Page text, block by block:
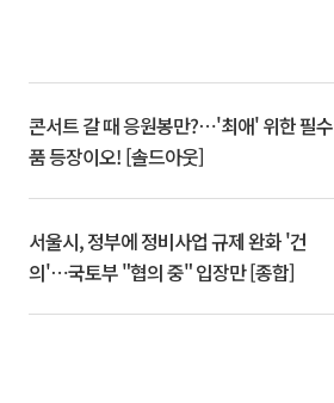
콘서트 갈 때 응원봉만?⋯'최애' 위한 필수
품 등장이오! [솔드아웃]
서울시, 정부에 정비사업 규제 완화 '건
의'⋯국토부 "협의 중" 입장만 [종합]